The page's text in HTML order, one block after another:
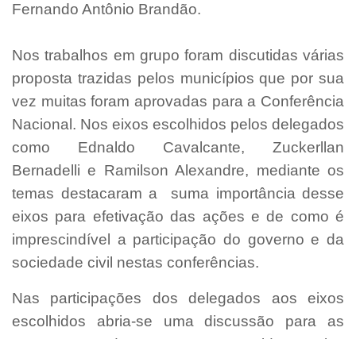
Fernando Antônio Brandão.
Nos trabalhos em grupo foram discutidas várias
proposta trazidas pelos municípios que por sua
vez muitas foram aprovadas para a Conferência
Nacional. Nos eixos escolhidos pelos delegados
como Ednaldo Cavalcante, Zuckerllan
Bernadelli e Ramilson Alexandre, mediante os
temas destacaram a suma importância desse
eixos para efetivação das ações e de como é
imprescindível a participação do governo e da
sociedade civil nestas conferências.
Nas participações dos delegados aos eixos
escolhidos abria-se uma discussão para as